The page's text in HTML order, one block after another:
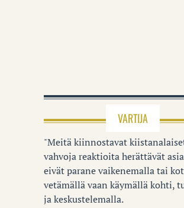
VARTIJA
"Meitä kiinnostavat
vahvoja reaktioita herättävät
eivät parane vaikenemalla tai
vetämällä vaan käymällä kohti,
ja keskustelemalla.